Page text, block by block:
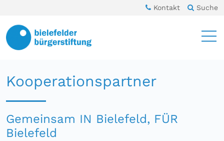
Kontakt Suche
Kooperationspartner
Gemeinsam IN Bielefeld, FÜR
Bielefeld